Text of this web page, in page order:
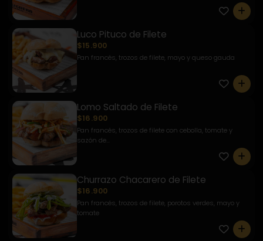
0
Luco Pituco de Filete
$15.900
Pan francés, trozos de filete, mayo y queso gauda
0
Lomo Saltado de Filete
$16.900
Pan francés, trozos de filete con cebolla, tomate y
sazón de...
0
Churrazo Chacarero de Filete
$16.900
Pan francés, trozos de filete, porotos verdes, mayo y
tomate
0